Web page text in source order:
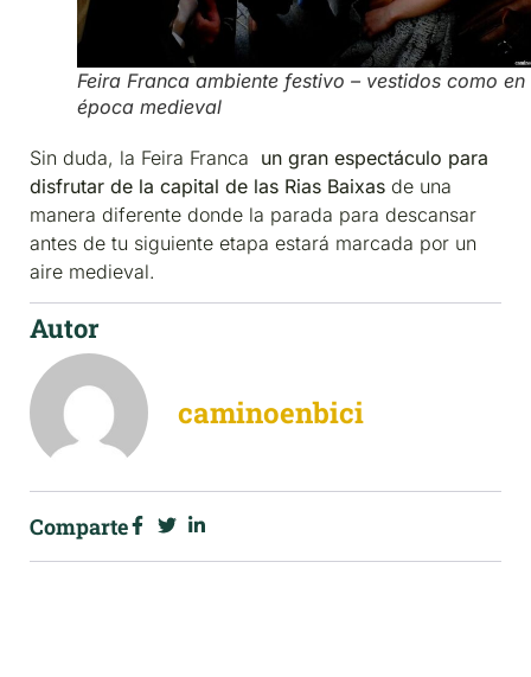
Feira Franca ambiente festivo – vestidos como en
época medieval
Sin duda, la Feira Franca un gran espectáculo para
disfrutar de la capital de las Rias Baixas de una
manera diferente donde la parada para descansar
antes de tu siguiente etapa estará marcada por un
aire medieval.
Autor
caminoenbici
Comparte